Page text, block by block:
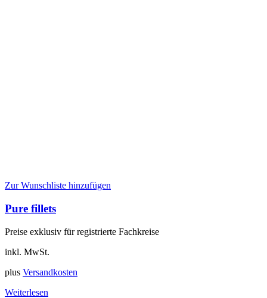
Zur Wunschliste hinzufügen
Pure fillets
Preise exklusiv für registrierte Fachkreise
inkl. MwSt.
plus Versandkosten
Weiterlesen